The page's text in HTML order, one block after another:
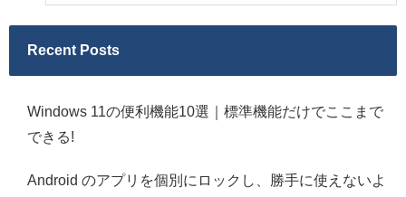
Recent Posts
Windows 11の便利機能10選｜標準機能だけでここまで
できる!
Android のアプリを個別にロックし、勝手に使えないよ